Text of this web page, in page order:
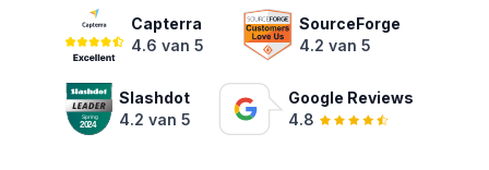
Capterra
4.6 van 5
SourceForge
4.2 van 5
Slashdot
4.2 van 5
Google Reviews
4.8